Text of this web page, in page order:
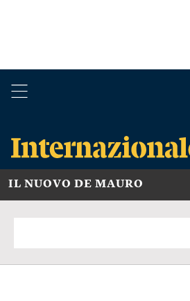
IL NUOVO DE MAURO